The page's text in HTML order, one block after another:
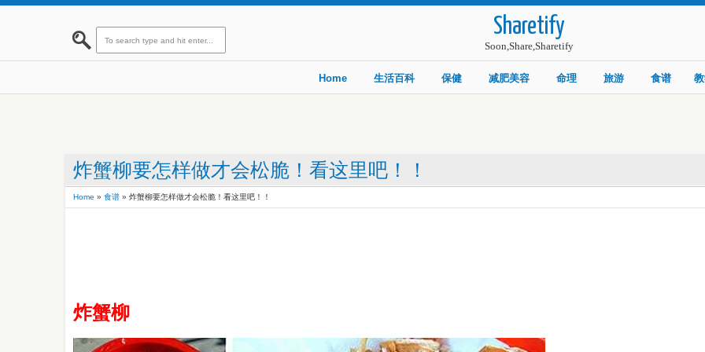
Sharetify
Soon,Share,Sharetify
Home 生活百科 保健 减肥美容 命理 旅游 食谱
炸蟹柳要怎样做才会松脆！看这里吧！！
Home » 食谱 » 炸蟹柳要怎样做才会松脆！看这里吧！！
炸蟹柳